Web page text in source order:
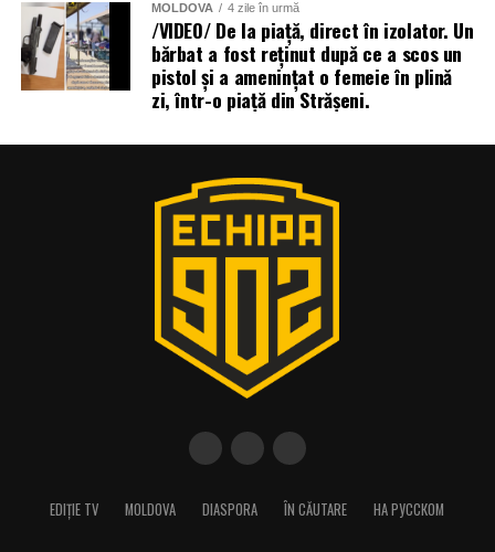
MOLDOVA 4 zile în urmă
/VIDEO/ De la piață, direct în izolator. Un
bărbat a fost reținut după ce a scos un
pistol și a amenințat o femeie în plină
zi, într-o piață din Strășeni.
EDIȚIE TV MOLDOVA DIASPORA ÎN CĂUTARE НА РУССКОМ